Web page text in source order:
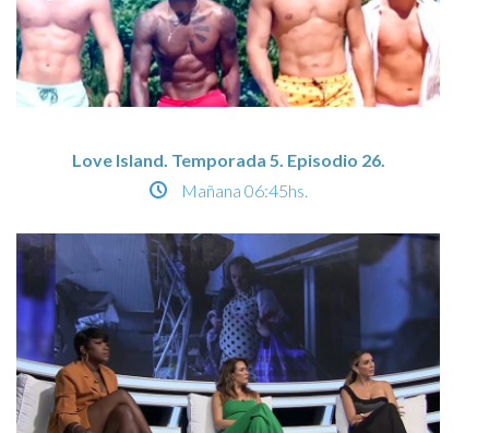
Love Island. Temporada 5. Episodio 26.
Mañana 06:45hs.